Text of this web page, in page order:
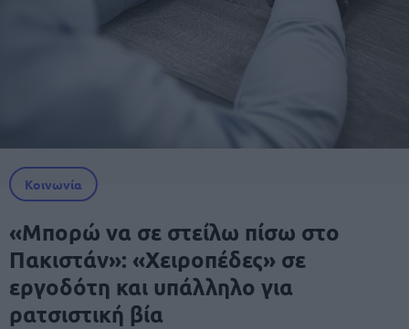
Κοινωνία
«Μπορώ να σε στείλω πίσω στο
Πακιστάν»: «Χειροπέδες» σε
εργοδότη και υπάλληλο για
ρατσιστική βία